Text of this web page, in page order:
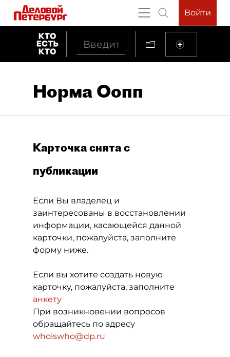
Войти
Норма Оопп
Карточка снята с
публикации
Если Вы владелец и
заинтересованы в восстановлении
информации, касающейся данной
карточки, пожалуйста, заполните
форму ниже.
Если вы хотите создать новую
карточку, пожалуйста, заполните
анкету
При возникновении вопросов
обращайтесь по адресу
whoiswho@dp.ru